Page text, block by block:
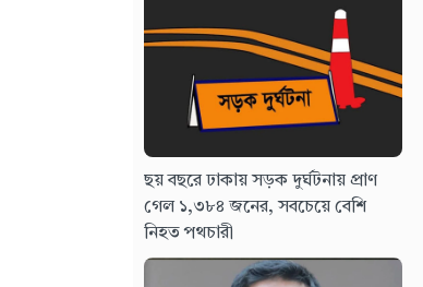
ছয় বছরে ঢাকায় সড়ক দুর্ঘটনায় প্রাণ
গেল ১,৩৮৪ জনের, সবচেয়ে বেশি
নিহত পথচারী